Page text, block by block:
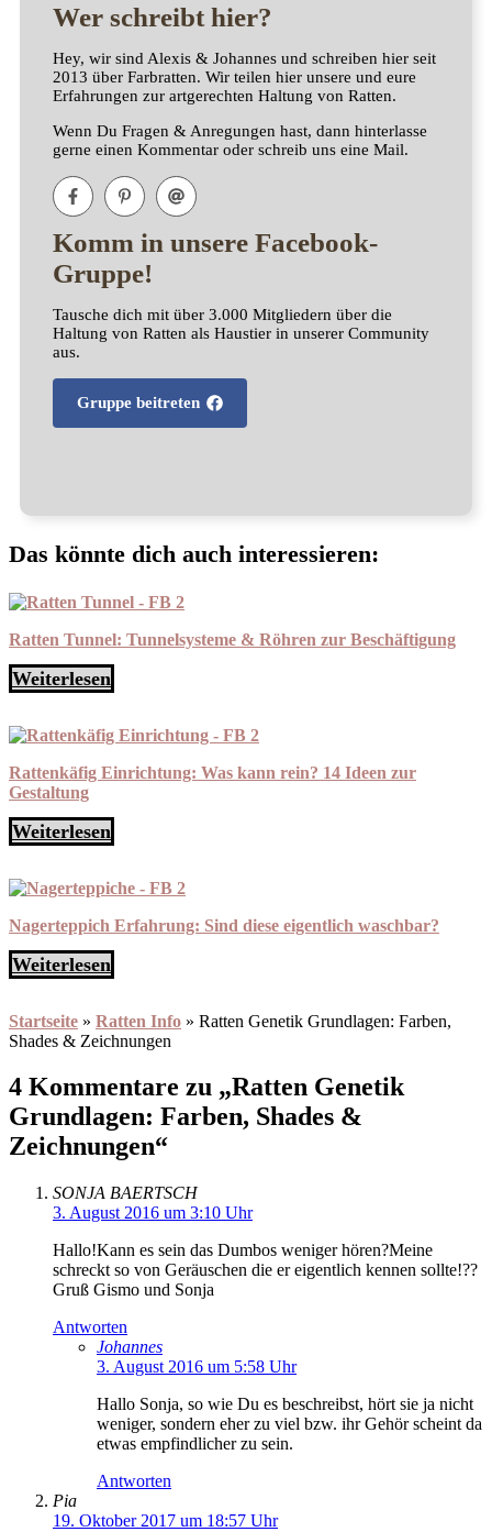
Wer schreibt hier?
Hey, wir sind Alexis & Johannes und schreiben hier seit
2013 über Farbratten. Wir teilen hier unsere und eure
Erfahrungen zur artgerechten Haltung von Ratten.
Wenn Du Fragen & Anregungen hast, dann hinterlasse
gerne einen Kommentar oder schreib uns eine Mail.
Komm in unsere Facebook-
Gruppe!
Tausche dich mit über 3.000 Mitgliedern über die
Haltung von Ratten als Haustier in unserer Community
aus.
Gruppe beitreten
Das könnte dich auch interessieren:
Ratten Tunnel: Tunnelsysteme & Röhren zur Beschäftigung
Weiterlesen
Rattenkäfig Einrichtung: Was kann rein? 14 Ideen zur
Gestaltung
Weiterlesen
Nagerteppich Erfahrung: Sind diese eigentlich waschbar?
Weiterlesen
Startseite » Ratten Info » Ratten Genetik Grundlagen: Farben,
Shades & Zeichnungen
4 Kommentare zu „Ratten Genetik
Grundlagen: Farben, Shades &
Zeichnungen“
SONJA BAERTSCH
3. August 2016 um 3:10 Uhr
Hallo!Kann es sein das Dumbos weniger hören?Meine
schreckt so von Geräuschen die er eigentlich kennen sollte!??
Gruß Gismo und Sonja
Antworten
Johannes
3. August 2016 um 5:58 Uhr
Hallo Sonja, so wie Du es beschreibst, hört sie ja nicht
weniger, sondern eher zu viel bzw. ihr Gehör scheint da
etwas empfindlicher zu sein.
Antworten
Pia
19. Oktober 2017 um 18:57 Uhr